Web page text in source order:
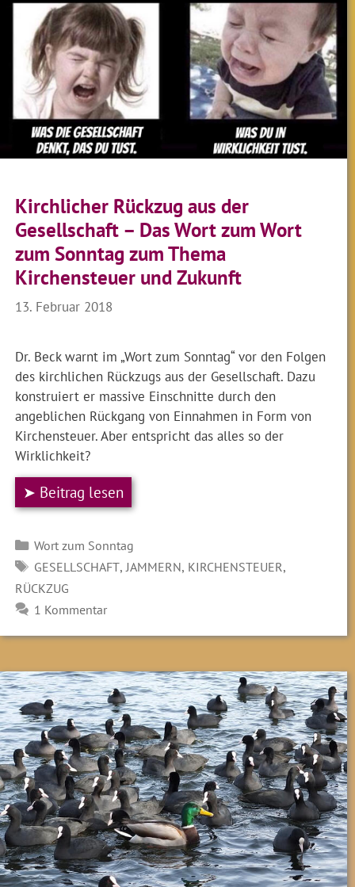
Kirchlicher Rückzug aus der
Gesellschaft – Das Wort zum Wort
zum Sonntag zum Thema
Kirchensteuer und Zukunft
13. Februar 2018
Dr. Beck warnt im „Wort zum Sonntag“ vor den Folgen
des kirchlichen Rückzugs aus der Gesellschaft. Dazu
konstruiert er massive Einschnitte durch den
angeblichen Rückgang von Einnahmen in Form von
Kirchensteuer. Aber entspricht das alles so der
Wirklichkeit?
➤ Beitrag lesen
Kategorien
Wort zum Sonntag
SCHLAGWÖRTER
GESELLSCHAFT,JAMMERN, KIRCHENSTEUER,
RÜCKZUG
1 Kommentar